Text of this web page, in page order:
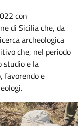
con
di Sicilia che, da
archeologica
che, nel periodo
studio e la
favorendo e